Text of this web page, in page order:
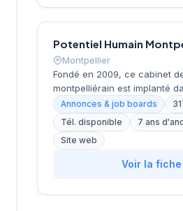
Potentiel Humain
Montpellier
Fondé en 2009, ce cabinet
montpelliérain est implanté
Tournezy II, dans le secteur
Montpellier. La structure
entreprises dans leurs
approche personnalisée et
également des solutions de
professionnelle. Avec plus de
Annonces & job boards
Tél. disponible
7 ans
Site web
Voir la fiche